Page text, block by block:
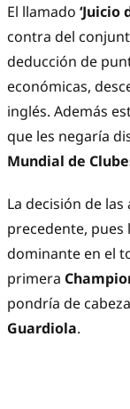
El llamado ‘Juicio
contra del
deducción de
económicas,
inglés. Además
que les negaría
Mundial de
La decisión de
precedente, pues
dominante en el
primera
pondría de
Guardiola.